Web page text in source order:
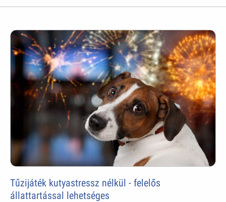
Tűzijáték kutyastressz nélkül - felelős
állattartással lehetséges